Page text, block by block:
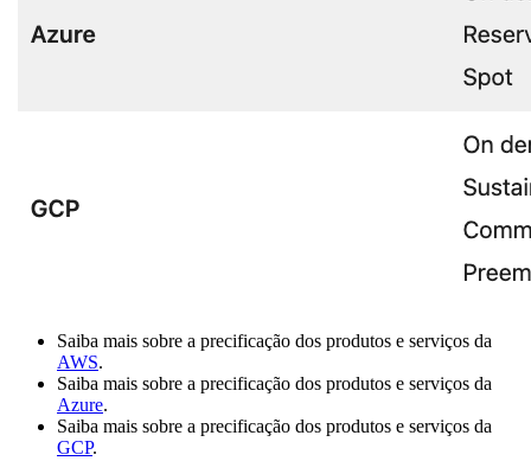
Saiba mais sobre a precificação dos produtos e serviços da
AWS.
Saiba mais sobre a precificação dos produtos e serviços da
Azure.
Saiba mais sobre a precificação dos produtos e serviços da
GCP.